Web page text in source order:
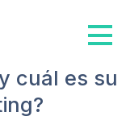
cuál es su